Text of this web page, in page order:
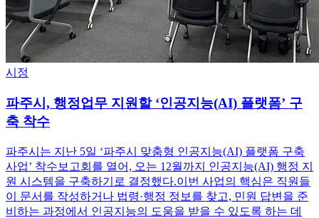
시정
파주시, 행정업무 지원할 ‘인공지능(AI) 플랫폼’ 구
축 착수
파주시는 지난 5일 ‘파주시 맞춤형 인공지능(AI) 플랫폼 구축
사업’ 착수보고회를 열어, 오는 12월까지 인공지능(AI) 행정 지
원 시스템을 구축하기로 결정했다.이번 사업의 핵심은 직원들
이 문서를 작성하거나 법령·행정 정보를 찾고, 민원 답변을 준
비하는 과정에서 인공지능의 도움을 받을 수 있도록 하는 데